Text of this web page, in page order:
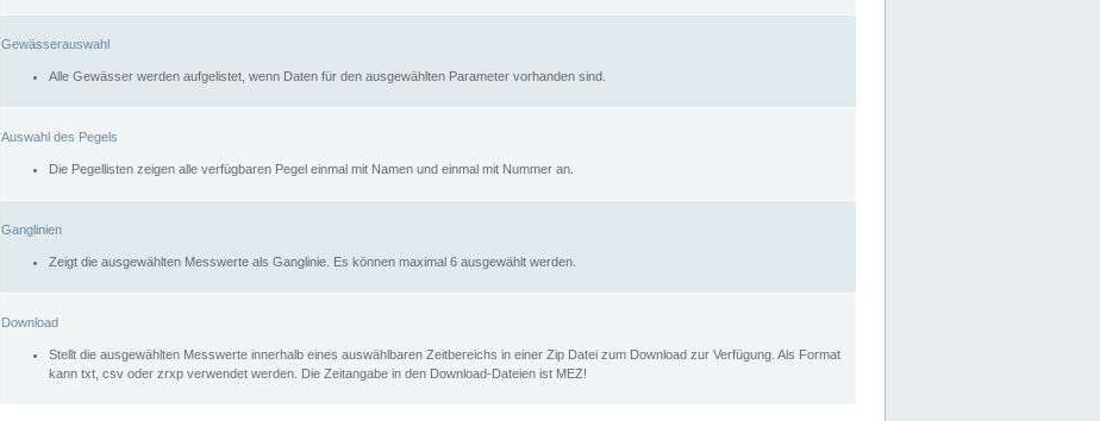
Gewässerauswahl
Alle Gewässer werden aufgelistet, wenn Daten für den ausgewählten Parameter vorhanden sind.
Auswahl des Pegels
Die Pegellisten zeigen alle verfügbaren Pegel einmal mit Namen und einmal mit Nummer an.
Ganglinien
Zeigt die ausgewählten Messwerte als Ganglinie. Es können maximal 6 ausgewählt werden.
Download
Stellt die ausgewählten Messwerte innerhalb eines auswählbaren Zeitbereichs in einer Zip Datei zum Download zur Verfügung. Als Format
kann txt, csv oder zrxp verwendet werden. Die Zeitangabe in den Download-Dateien ist MEZ!